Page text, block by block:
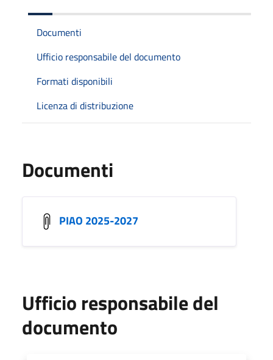
Documenti
Ufficio responsabile del documento
Formati disponibili
Licenza di distribuzione
Documenti
PIAO 2025-2027
Ufficio responsabile del
documento